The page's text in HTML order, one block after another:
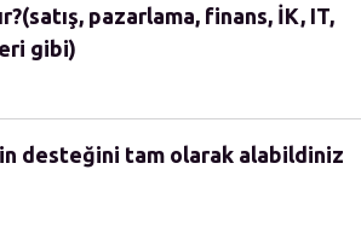
pazarlama, finans, İK, IT,
gibi)
desteğini tam olarak alabildiniz